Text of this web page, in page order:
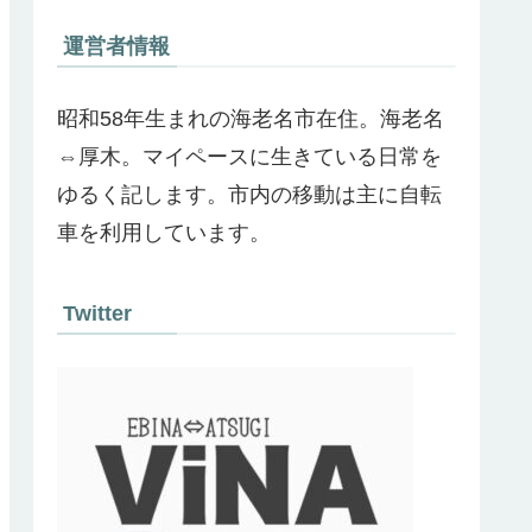
運営者情報
昭和58年生まれの海老名市在住。海老名
⇔厚木。マイペースに生きている日常を
ゆるく記します。市内の移動は主に自転
車を利用しています。
Twitter